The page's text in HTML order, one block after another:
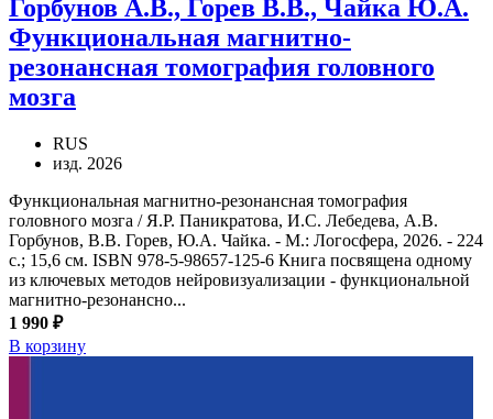
Горбунов А.В., Горев В.В., Чайка Ю.А.
Функциональная магнитно-
резонансная томография головного
мозга
RUS
изд. 2026
Функциональная магнитно-резонансная томография
головного мозга / Я.Р. Паникратова, И.С. Лебедева, А.В.
Горбунов, В.В. Горев, Ю.А. Чайка. - М.: Логосфера, 2026. - 224
с.; 15,6 см. ISBN 978-5-98657-125-6 Книга посвящена одному
из ключевых методов нейровизуализации - функциональной
магнитно-резонансно...
1 990 ₽
В корзину